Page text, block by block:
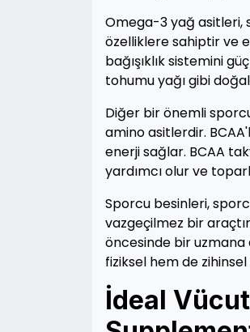
Omega-3 yağ asitleri,
özelliklere sahiptir ve
bağışıklık sistemini
tohumu yağı gibi
Diğer bir önemli
amino asitlerdir.
enerji sağlar. BCAA
yardımcı olur ve
Sporcu besinleri,
vazgeçilmez bir
öncesinde bir
fiziksel hem de
İdeal